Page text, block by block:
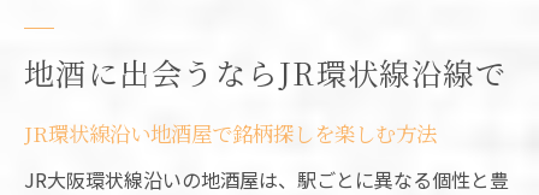
地酒に出会うならJR環状線沿線で
JR環状線沿い地酒屋で銘柄探しを楽しむ方法
JR大阪環状線沿いの地酒屋は、駅ごとに異なる個性と豊